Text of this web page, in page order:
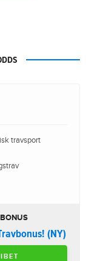
travsport
(NY)